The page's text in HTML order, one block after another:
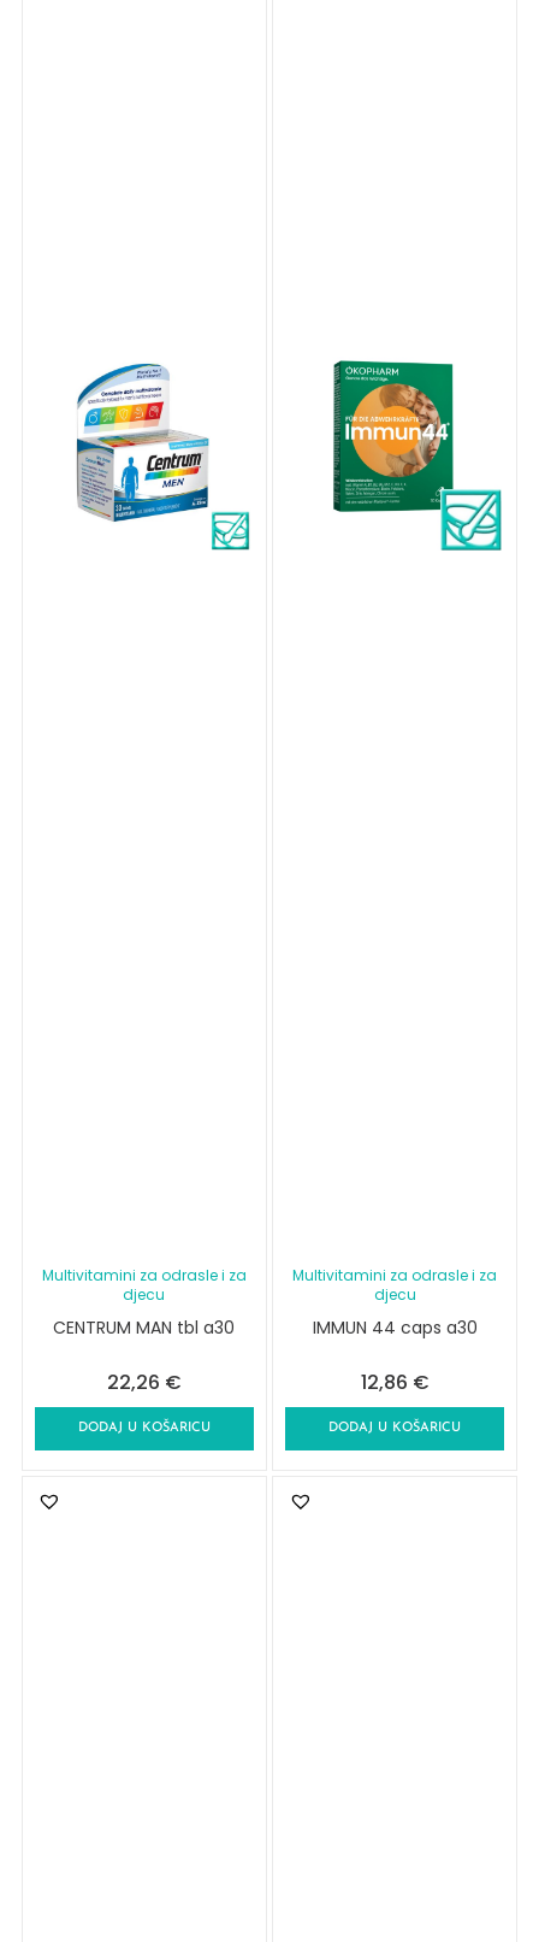
Multivitamini za odrasle i za
djecu
CENTRUM MAN tbl a30
22,26 €
DODAJ U KOŠARICU
Multivitamini za odrasle i za
djecu
IMMUN 44 caps a30
12,86 €
DODAJ U KOŠARICU